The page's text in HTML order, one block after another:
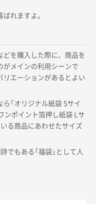
れますよ。
どを購入した際に、商品を
がメインの利用シーンで
リエーションがあるとよい
「オリジナル紙袋 Sサイ
ンポイント箔押し紙袋 Lサ
る商品にあわせたサイズ
でもある「福袋」として人